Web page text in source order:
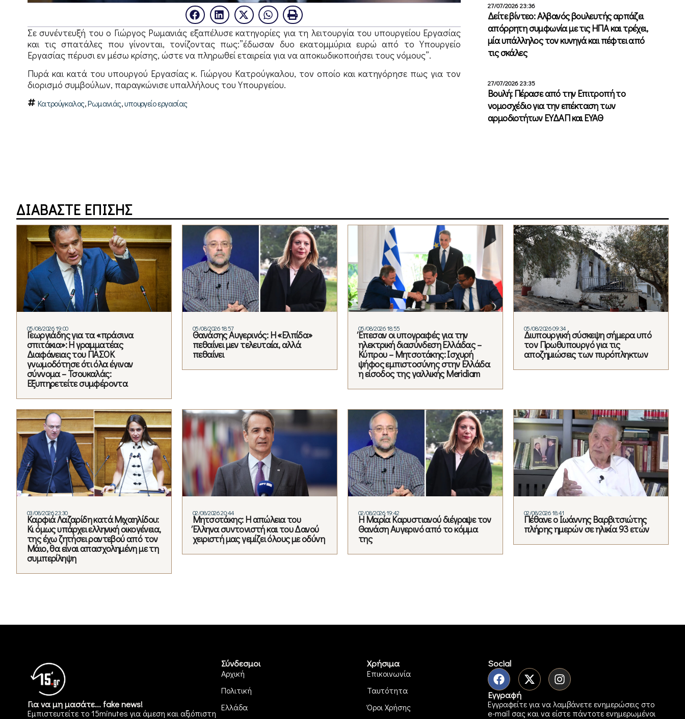
Σε συνέντευξή του ο Γιώργος Ρωμανιάς εξαπέλυσε κατηγορίες για τη λειτουργία του υπουργείου Εργασίας
και τις σπατάλες που γίνονται, τονίζοντας πως:”έδωσαν δυο εκατομμύρια ευρώ από το Υπουργείο
Εργασίας πέρυσι εν μέσω κρίσης, ώστε να πληρωθεί εταιρεία για να αποκωδικοποιήσει τους νόμους”.
Πυρά και κατά του υπουργού Εργασίας κ. Γιώργου Κατρούγκαλου, τον οποίο και κατηγόρησε πως για τον
διορισμό συμβούλων, παραγκώνισε υπαλλήλους του Υπουργείου.
Κατρούγκαλος,Ρωμανιάς,υπουργείο εργασίας
27/07/2026 23:36
Δείτε βίντεο: Αλβανός βουλευτής αρπάζει
απόρρητη συμφωνία με τις ΗΠΑ και τρέχει,
μία υπάλληλος τον κυνηγά και πέφτει από
τις σκάλες
27/07/2026 23:35
Βουλή: Πέρασε από την Επιτροπή το
νομοσχέδιο για την επέκταση των
αρμοδιοτήτων ΕΥΔΑΠ και ΕΥΑΘ
ΔΙΑΒΑΣΤΕ ΕΠΙΣΗΣ
05/08/2026 19:00
Γεωργιάδης για τα «πράσινα
σπιτάκια»: Η γραμματέας
Διαφάνειας του ΠΑΣΟΚ
γνωμοδότησε ότι όλα έγιναν
σύννομα – Τσουκαλάς:
Εξυπηρετείτε συμφέροντα
05/08/2026 18:57
Θανάσης Αυγερινός: Η «Ελπίδα»
πεθαίνει μεν τελευταία, αλλά
πεθαίνει
05/08/2026 18:55
Έπεσαν οι υπογραφές για την
ηλεκτρική διασύνδεση Ελλάδας –
Κύπρου – Μητσοτάκης: Ισχυρή
ψήφος εμπιστοσύνης στην Ελλάδα
η είσοδος της γαλλικής Meridiam
05/08/2026 09:34
Διυπουργική σύσκεψη σήμερα υπό
τον Πρωθυπουργό για τις
αποζημιώσεις των πυρόπληκτων
03/08/2026 23:30
Καρφιά Λαζαρίδη κατά Μιχαηλίδου:
Κι όμως υπάρχει ελληνική οικογένεια,
της έχω ζητήσει ραντεβού από τον
Μάιο, θα είναι απασχολημένη με τη
συμπερίληψη
02/08/2026 20:44
Μητσοτάκης: Η απώλεια του
Έλληνα συντονιστή και του Δανού
χειριστή μας γεμίζει όλους με οδύνη
02/08/2026 19:42
Η Μαρία Καρυστιανού διέγραψε τον
Θανάση Αυγερινό από το κόμμα
της
02/08/2026 18:41
Πέθανε ο Ιωάννης Βαρβιτσιώτης
πλήρης ημερών σε ηλικία 93 ετών
Για να μη μασάτε... fake news!
Εμπιστευτείτε το 15minutes για άμεση και αξιόπιστη
Σύνδεσμοι
Αρχική
Πολιτική
Ελλάδα
Χρήσιμα
Επικοινωνία
Ταυτότητα
Όροι Χρήσης
Social
Εγγραφή
Εγγραφείτε για να λαμβάνετε ενημερώσεις στο
e-mail σας και να είστε πάντοτε ενημερωμένοι